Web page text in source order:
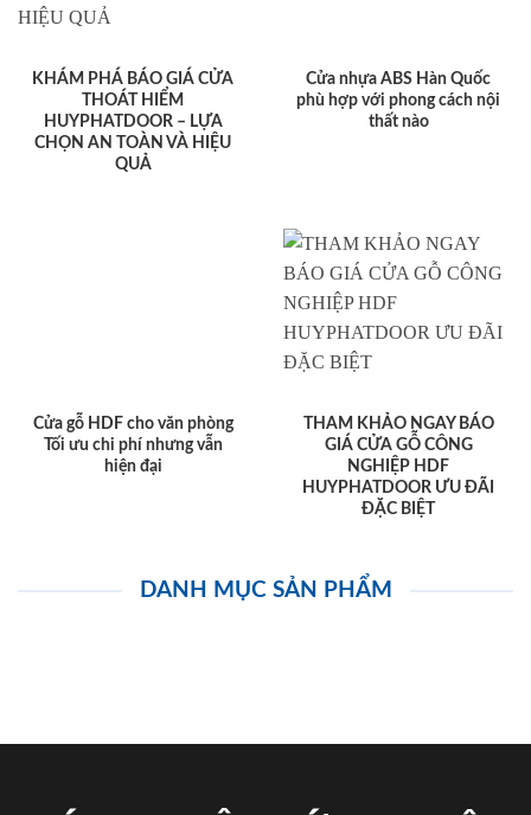
KHÁM PHÁ BÁO GIÁ CỬA
THOÁT HIỂM
HUYPHATDOOR – LỰA
CHỌN AN TOÀN VÀ HIỆU
QUẢ
Cửa nhựa ABS Hàn Quốc
phù hợp với phong cách nội
thất nào
Cửa gỗ HDF cho văn phòng
Tối ưu chi phí nhưng vẫn
hiện đại
THAM KHẢO NGAY BÁO
GIÁ CỬA GỖ CÔNG
NGHIỆP HDF
HUYPHATDOOR ƯU ĐÃI
ĐẶC BIỆT
DANH MỤC SẢN PHẨM